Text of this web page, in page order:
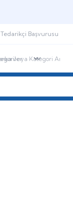
Tedarikçi Başvurusu